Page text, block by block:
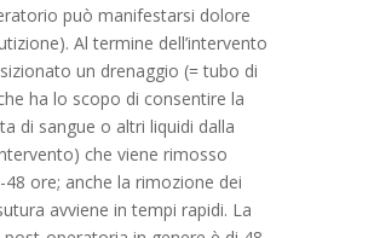
può manifestarsi dolore
Al termine dell’intervento
un drenaggio (= tubo di
ha lo scopo di consentire la
di sangue o altri liquidi dalla
che viene rimosso
ore; anche la rimozione dei
avviene in tempi rapidi. La